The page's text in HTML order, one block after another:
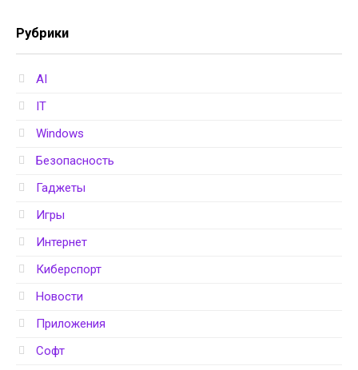
Рубрики
AI
IT
Windows
Безопасность
Гаджеты
Игры
Интернет
Киберспорт
Новости
Приложения
Софт